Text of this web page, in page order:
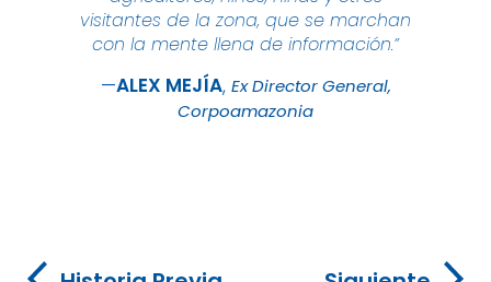
visitantes de la zona, que se marchan
con la mente llena de información.”
ALEX MEJÍA Ex Director General,
Corpoamazonia